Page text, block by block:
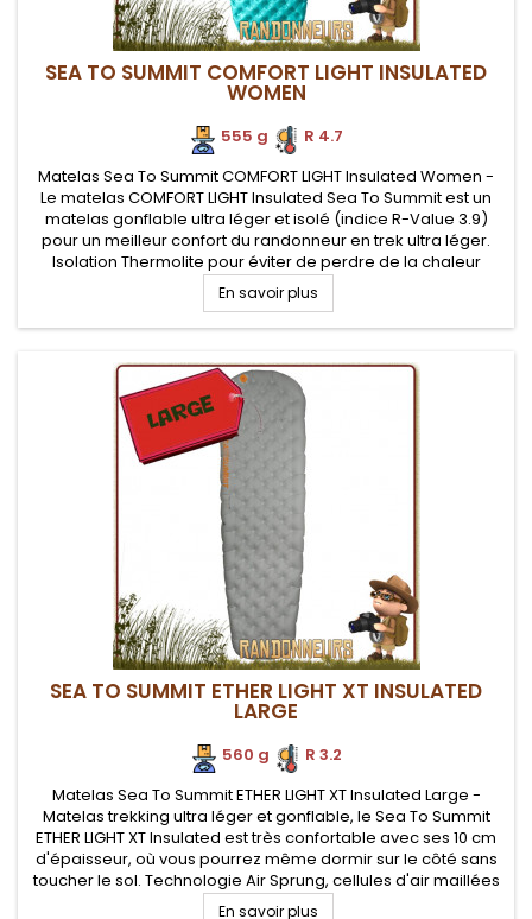
SEA TO SUMMIT COMFORT LIGHT INSULATED
WOMEN
555 g
R 4.7
Matelas Sea To Summit COMFORT LIGHT Insulated Women -
Le matelas COMFORT LIGHT Insulated Sea To Summit est un
matelas gonflable ultra léger et isolé (indice R-Value 3.9)
pour un meilleur confort du randonneur en trek ultra léger.
Isolation Thermolite pour éviter de perdre de la chaleur
corporelle vers le sol. Pompe Airstream fournie pour assurer
un...
En savoir plus
SEA TO SUMMIT ETHER LIGHT XT INSULATED
LARGE
560 g
R 3.2
Matelas Sea To Summit ETHER LIGHT XT Insulated Large -
Matelas trekking ultra léger et gonflable, le Sea To Summit
ETHER LIGHT XT Insulated est très confortable avec ses 10 cm
d'épaisseur, où vous pourrez même dormir sur le côté sans
toucher le sol. Technologie Air Sprung, cellules d'air maillées
pour un cloisonnement d'air tout en utilisant moins de...
En savoir plus